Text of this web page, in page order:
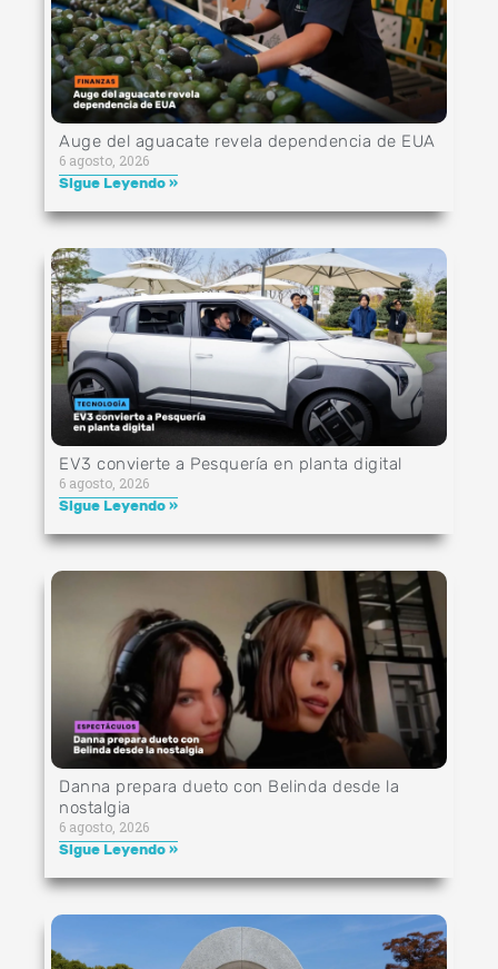
Auge del aguacate revela dependencia de EUA
6 agosto, 2026
Sigue Leyendo »
EV3 convierte a Pesquería en planta digital
6 agosto, 2026
Sigue Leyendo »
Danna prepara dueto con Belinda desde la
nostalgia
6 agosto, 2026
Sigue Leyendo »